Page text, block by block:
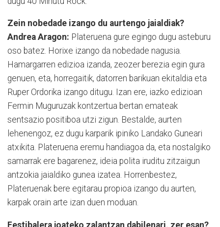
Zein nobedade izango du aurtengo jaialdiak?
Andrea Aragon: Plateruena gure egingo dugu asteburu
oso batez. Horixe izango da nobedade nagusia.
Hamargarren edizioa izanda, zeozer berezia egin gura
genuen, eta, horregaitik, datorren barikuan ekitaldia eta
Ruper Ordorika izango ditugu. Izan ere, iazko edizioan
Fermin Muguruzak kontzertua bertan emateak
sentsazio positiboa utzi zigun. Bestalde, aurten
lehenengoz, ez dugu karparik ipiniko Landako Guneari
atxikita. Plateruena eremu handiagoa da, eta nostalgiko
samarrak ere bagarenez, ideia polita iruditu zitzaigun
antzokia jaialdiko gunea izatea. Horrenbestez,
Plateruenak bere egitarau propioa izango du aurten,
karpak orain arte izan duen moduan.
Festibalera joateko zalantzan dabilenari, zer esan?